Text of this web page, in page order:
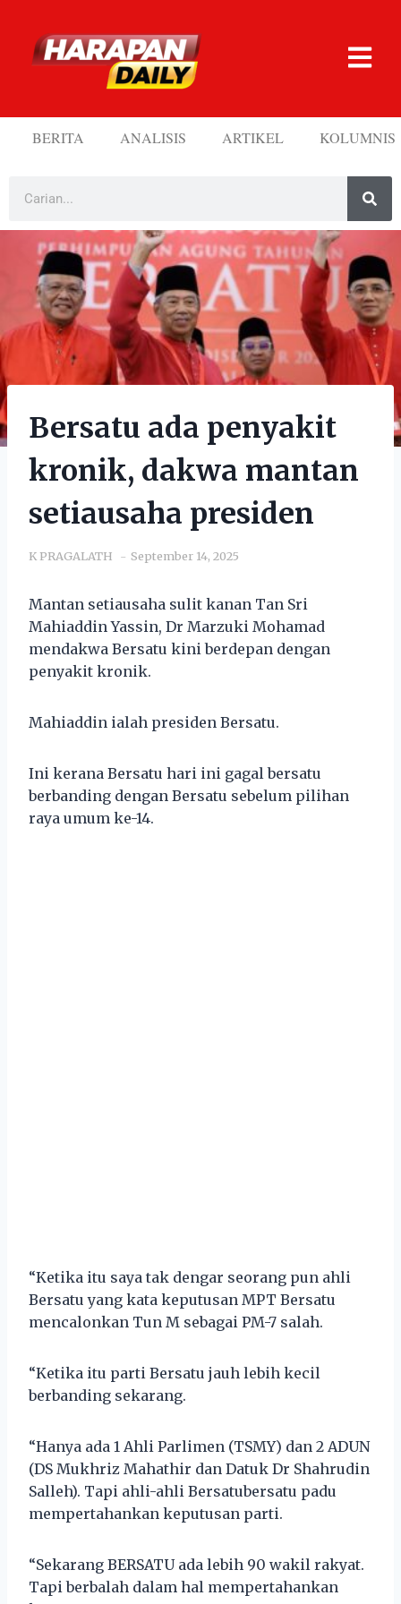
BERITA ANALISIS ARTIKEL KOLUMNIS
Bersatu ada penyakit
kronik, dakwa mantan
setiausaha presiden
K PRAGALATH September 14, 2025
Mantan setiausaha sulit kanan Tan Sri
Mahiaddin Yassin, Dr Marzuki Mohamad
mendakwa Bersatu kini berdepan dengan
penyakit kronik.
Mahiaddin ialah presiden Bersatu.
Ini kerana Bersatu hari ini gagal bersatu
berbanding dengan Bersatu sebelum pilihan
raya umum ke-14.
“Ketika itu saya tak dengar seorang pun ahli
Bersatu yang kata keputusan MPT Bersatu
mencalonkan Tun M sebagai PM-7 salah.
“Ketika itu parti Bersatu jauh lebih kecil
berbanding sekarang.
“Hanya ada 1 Ahli Parlimen (TSMY) dan 2 ADUN
(DS Mukhriz Mahathir dan Datuk Dr Shahrudin
Salleh). Tapi ahli-ahli Bersatubersatu padu
mempertahankan keputusan parti.
“Sekarang BERSATU ada lebih 90 wakil rakyat.
Tapi berbalah dalam hal mempertahankan